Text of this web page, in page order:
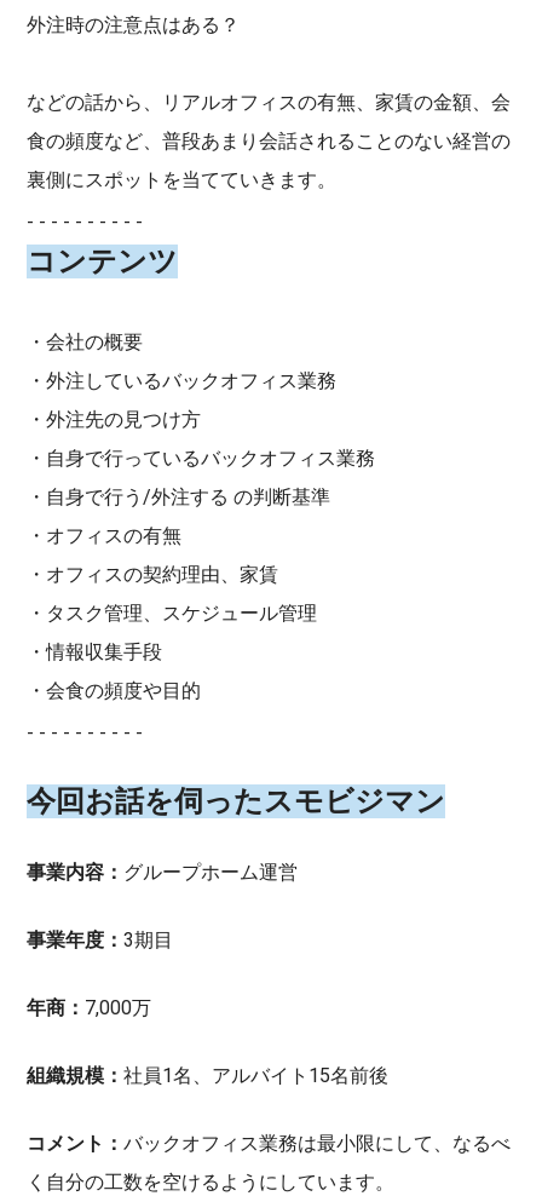
外注時の注意点はある？
などの話から、リアルオフィスの有無、家賃の金額、会
食の頻度など、普段あまり会話されることのない経営の
裏側にスポットを当てていきます。
- - - - - - - - - -
コンテンツ
・会社の概要
・外注しているバックオフィス業務
・外注先の見つけ方
・自身で行っているバックオフィス業務
・自身で行う/外注する の判断基準
・オフィスの有無
・オフィスの契約理由、家賃
・タスク管理、スケジュール管理
・情報収集手段
・会食の頻度や目的
- - - - - - - - - -
今回お話を伺ったスモビジマン
事業内容： グループホーム運営
事業年度：3期目
年商： 7,000万
組織規模：社員1名、アルバイト15名前後
コメント：バックオフィス業務は最小限にして、なるべ
く自分の工数を空けるようにしています。